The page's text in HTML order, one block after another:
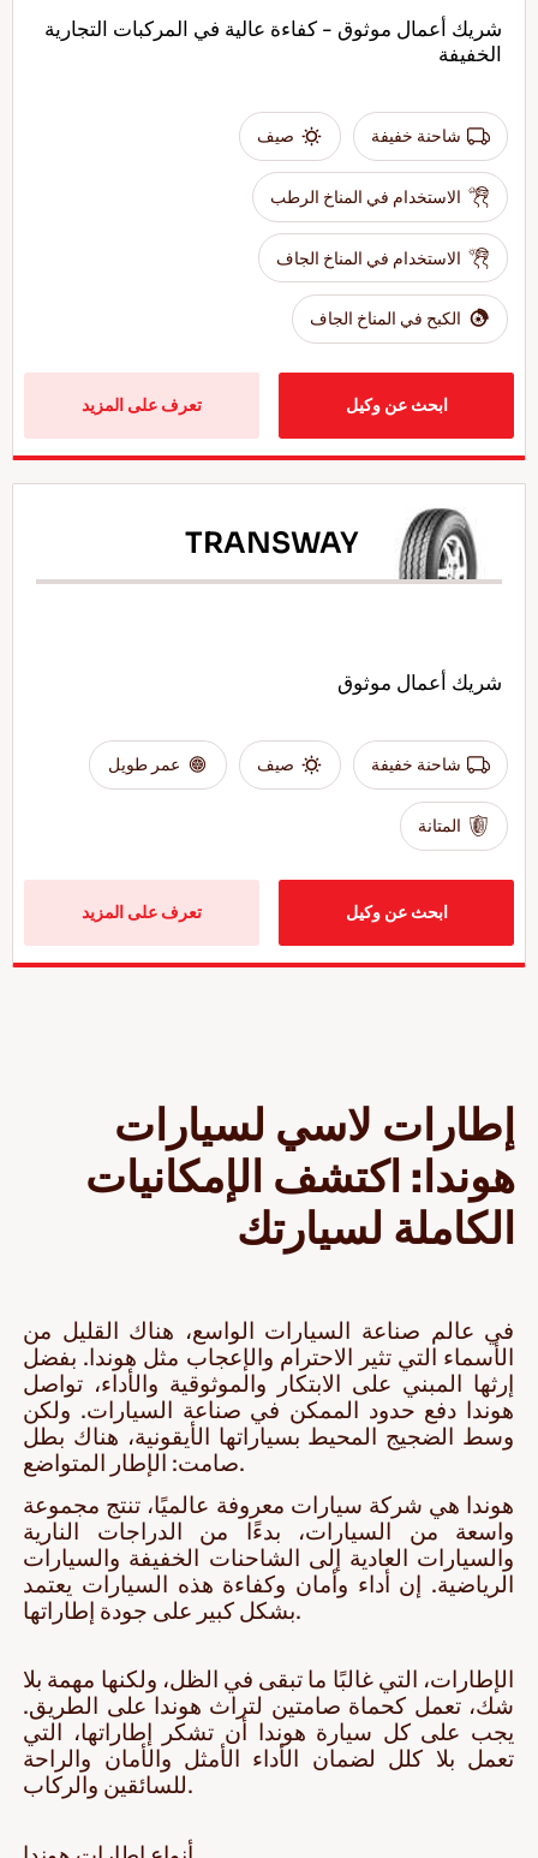
شريك أعمال موثوق - كفاءة عالية في المركبات التجارية
الخفيفة
شاحنة خفيفة صيف
الاستخدام في المناخ الرطب
الاستخدام في المناخ الجاف
الكبح في المناخ الجاف
ابحث عن وكيل تعرف على المزيد
TRANSWAY
شريك أعمال موثوق
شاحنة خفيفة صيف عمر طويل
المتانة
ابحث عن وكيل تعرف على المزيد
إطارات لاسي لسيارات
هوندا: اكتشف الإمكانيات
الكاملة لسيارتك
في عالم صناعة السيارات الواسع، هناك القليل من
الأسماء التي تثير الاحترام والإعجاب مثل هوندا. بفضل
إرثها المبني على الابتكار والموثوقية والأداء، تواصل
هوندا دفع حدود الممكن في صناعة السيارات. ولكن
وسط الضجيج المحيط بسياراتها الأيقونية، هناك بطل
صامت: الإطار المتواضع.
هوندا هي شركة سيارات معروفة عالميًا، تنتج مجموعة
واسعة من السيارات، بدءًا من الدراجات النارية
والسيارات العادية إلى الشاحنات الخفيفة والسيارات
الرياضية. إن أداء وأمان وكفاءة هذه السيارات يعتمد
بشكل كبير على جودة إطاراتها.
الإطارات، التي غالبًا ما تبقى في الظل، ولكنها مهمة بلا
شك، تعمل كحماة صامتين لتراث هوندا على الطريق.
يجب على كل سيارة هوندا أن تشكر إطاراتها، التي
تعمل بلا كلل لضمان الأداء الأمثل والأمان والراحة
للسائقين والركاب.